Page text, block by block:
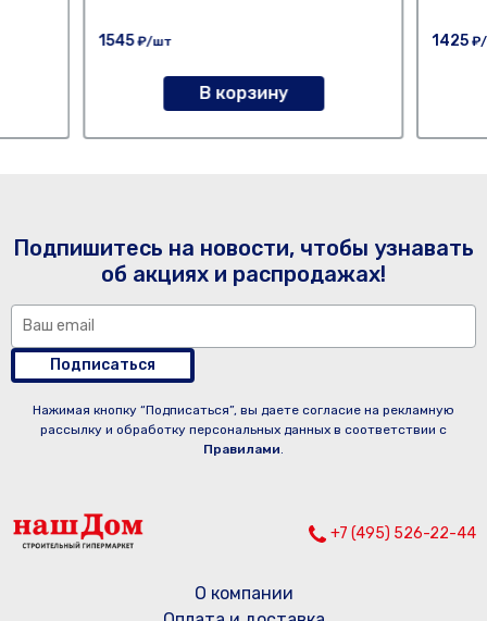
1545₽/шт
В корзину
1425
Подпишитесь на новости, чтобы узнавать
об акциях и распродажах!
Подписаться
Нажимая кнопку “Подписаться”, вы даете согласие на рекламную
рассылку и обработку персональных данных в соответствии с
Правилами.
+7 (495) 526-22-44
О компании